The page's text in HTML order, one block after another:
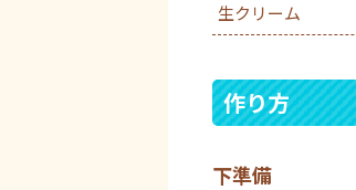
生クリーム
作り方
下準備